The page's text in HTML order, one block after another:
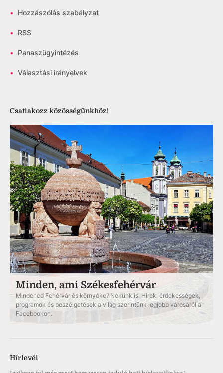
• Hozzászólás szabályzat
• RSS
• Panaszügyintézés
• Választási irányelvek
Csatlakozz közösségünkhöz!
Minden, ami Székesfehérvár
Mindened Fehérvár és környéke? Nekünk is. Hírek, érdekességek,
programok és beszélgetések a világ szerintünk legjobb városáról a
Facebookon.
Hírlevél